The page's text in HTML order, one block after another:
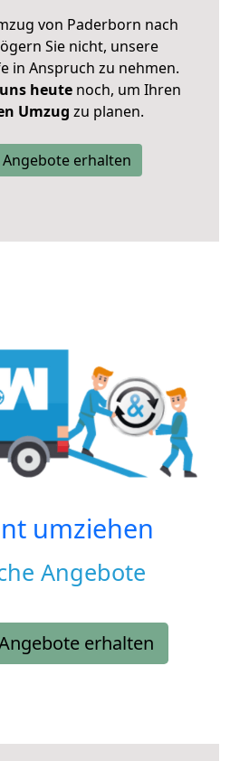
von Paderborn nach
Sie nicht, unsere
in Anspruch zu nehmen.
heutenoch, um Ihren
Umzug zu planen.
erhalten
umziehen
Angebote
erhalten